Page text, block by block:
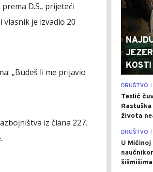
D.S., prijeteći
vlasnik je izvadio 20
„Budeš li me prijavio
iz člana 227.
DRUŠTVO
Teslić
života
DRUŠTVO
U Mićinoj